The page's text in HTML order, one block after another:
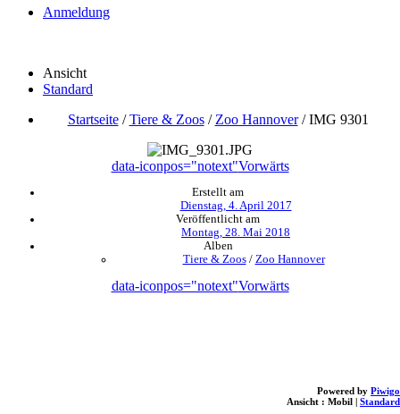
Anmeldung
Ansicht
Standard
Startseite/Tiere & Zoos/ Zoo Hannover/IMG 9301
data-iconpos="notext"Vorwärts
Erstellt am
Dienstag, 4. April 2017
Veröffentlicht am
Montag, 28. Mai 2018
Alben
Tiere & Zoos/ Zoo Hannover
data-iconpos="notext"Vorwärts
Powered by Piwigo
Ansicht : Mobil | Standard